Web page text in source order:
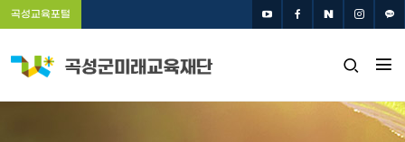
곡성교육포털
색
체
메